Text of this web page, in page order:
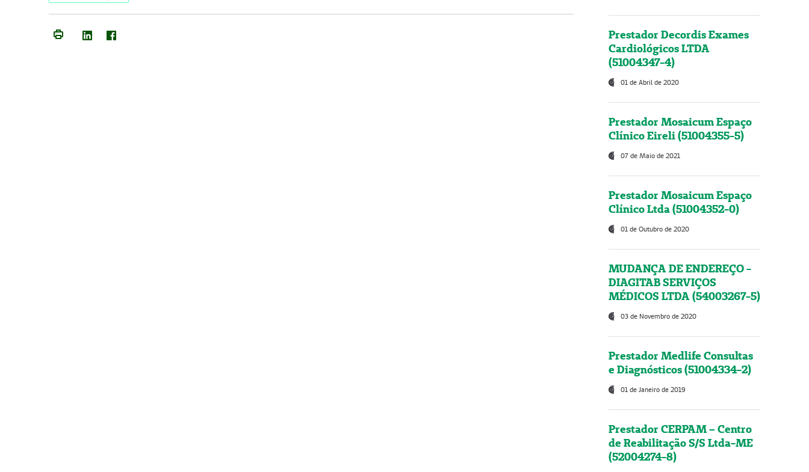
Prestador Decordis Exames
Cardiológicos LTDA
(51004347-4)
01 de Abril de 2020
Prestador Mosaicum Espaço
Clínico Eireli (51004355-5)
07 de Maio de 2021
Prestador Mosaicum Espaço
Clínico Ltda (51004352-0)
01 de Outubro de 2020
MUDANÇA DE ENDEREÇO -
DIAGITAB SERVIÇOS
MÉDICOS LTDA (54003267-5)
03 de Novembro de 2020
Prestador Medlife Consultas
e Diagnósticos (51004334-2)
01 de Janeiro de 2019
Prestador CERPAM – Centro
de Reabilitação S/S Ltda-ME
(52004274-8)